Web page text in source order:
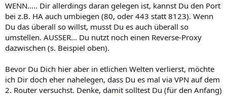
WENN..... Dir allerdings daran gelegen ist, kannst Du den Port
bei z.B. HA auch umbiegen (80, oder 443 statt 8123). Wenn
Du das überall so willst, musst Du es auch überall so
umstellen. AUSSER... Du nutzt noch einen Reverse-Proxy
dazwischen (s. Beispiel oben).
Bevor Du Dich hier aber in etlichen Welten verlierst, möchte
ich Dir doch eher nahelegen, dass Du es mal via VPN auf dem
2. Router versuchst. Denke, damit solltest Du (für den Anfang)